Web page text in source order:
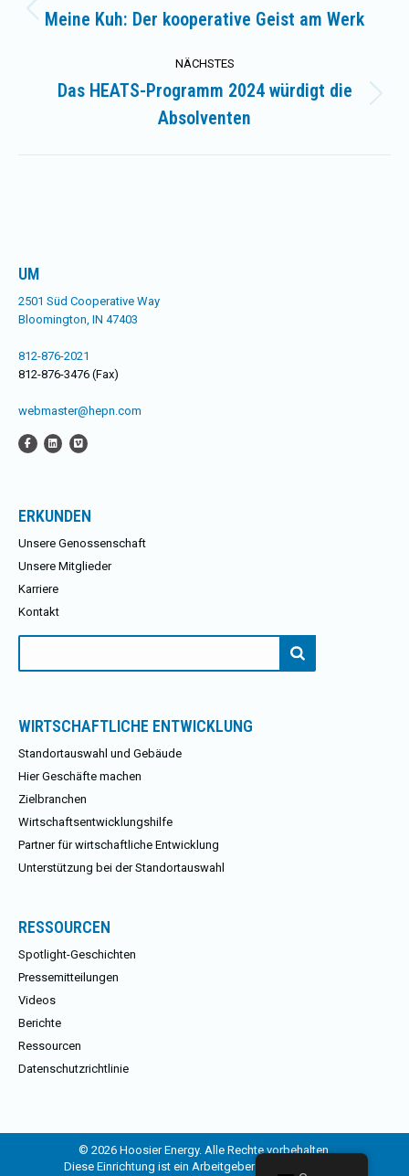
Vorheriger
Meine Kuh: Der kooperative Geist am Werk
NÄCHSTES
Beitrag:
Das HEATS-Programm 2024 würdigt die
Absolventen
UM
2501 Süd Cooperative Way
Bloomington, IN 47403
812-876-2021
812-876-3476 (Fax)
webmaster@hepn.com
ERKUNDEN
Unsere Genossenschaft
Unsere Mitglieder
Karriere
Kontakt
WIRTSCHAFTLICHE ENTWICKLUNG
Standortauswahl und Gebäude
Hier Geschäfte machen
Zielbranchen
Wirtschaftsentwicklungshilfe
Partner für wirtschaftliche Entwicklung
Unterstützung bei der Standortauswahl
RESSOURCEN
Spotlight-Geschichten
Pressemitteilungen
Videos
Berichte
Ressourcen
Datenschutzrichtlinie
© 2026 Hoosier Energy. Alle Rechte vorbehalten.
Diese Einrichtung ist ein Arbeitgeber und Anbieter der